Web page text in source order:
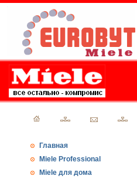
Главная
Miele Professional
Miele для дома